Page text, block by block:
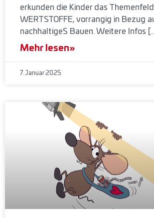
erkunden die Kinder das Themenfeld
WERTSTOFFE, vorrangig in Bezug
nachhaltigeS Bauen. Weitere Infos
Mehr lesen»
7. Januar 2025